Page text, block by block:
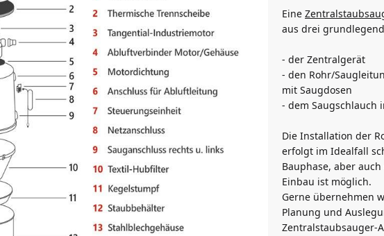
Eine
aus drei
- der Zentralgerät
- den Rohr/
mit Saugdosen
- dem Saugschlauch
Die Installation der
erfolgt im Idealfall
Bauphase, aber
Einbau ist möglich.
Gerne übernehmen
Planung und
Zentralstaubsauger-